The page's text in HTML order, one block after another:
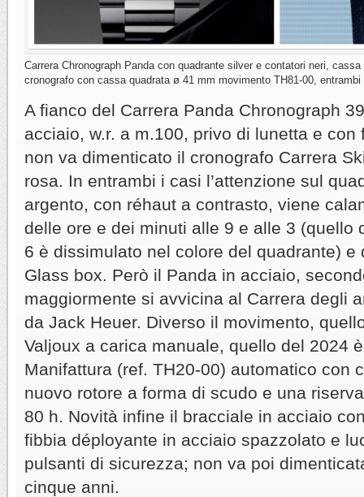
Carrera Chronograph Panda con quadrante silver e contatori neri,
cronografo con cassa quadrata ø 41 mm movimento TH81-00,
A fianco del Carrera Panda Chronograph
acciaio, w.r. a m.100, privo di lunetta e con
non va dimenticato il cronografo Carrera
rosa. In entrambi i casi l’attenzione sul
argento, con réhaut a contrasto, viene
delle ore e dei minuti alle 9 e alle 3 (quello
6 è dissimulato nel colore del quadrante) e
Glass box. Però il Panda in acciaio,
maggiormente si avvicina al Carrera degli
da Jack Heuer. Diverso il movimento,
Valjoux a carica manuale, quello del 2024
Manifattura (ref. TH20-00) automatico con
nuovo rotore a forma di scudo e una
80 h. Novità infine il bracciale in acciaio
fibbia déployante in acciaio spazzolato e
pulsanti di sicurezza; non va poi
cinque anni.